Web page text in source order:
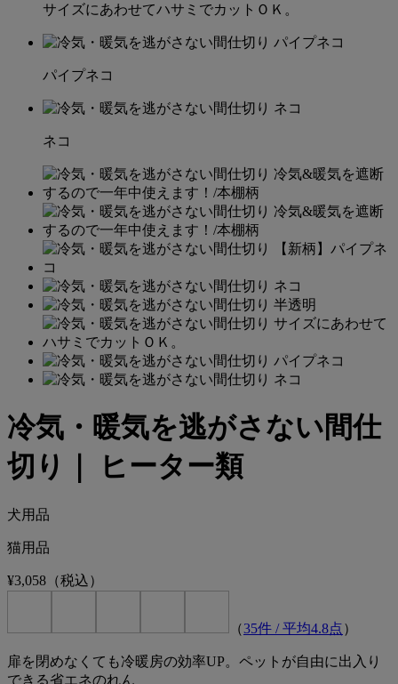
サイズにあわせてハサミでカットＯＫ。
パイプネコ
ネコ
冷気・暖気を逃がさない間仕
切り｜ ヒーター類
犬用品
猫用品
¥3,058 （税込）
（35件 / 平均4.8点）
扉を閉めなくても冷暖房の効率UP。ペットが自由に出入り
できる省エネのれん